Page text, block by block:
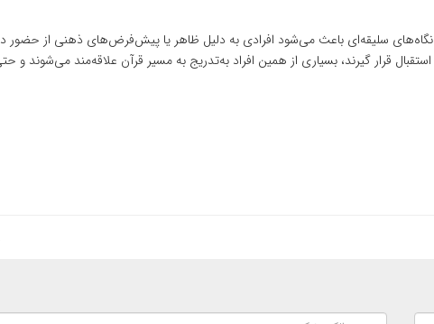
نگاه‌های سلیقه‌ای باعث می‌شود افرادی به دلیل ظاهر یا پیش‌فرض‌های ذهنی از حضور
قرار گیرند، بسیاری از همین افراد به‌تدریج به مسیر قرآن علاقه‌مند می‌شوند و